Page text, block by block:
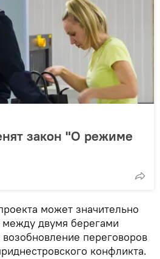
закон "О режиме
может значительно
двумя берегами
переговоров
конфликта.